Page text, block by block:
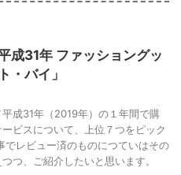
成31年 ファッショングッ
・バイ」
成31年（2019年）の１年間で購
ービスについて、上位７つをピック
でレビュー済のものにつていはその
つ、ご紹介したいと思います。